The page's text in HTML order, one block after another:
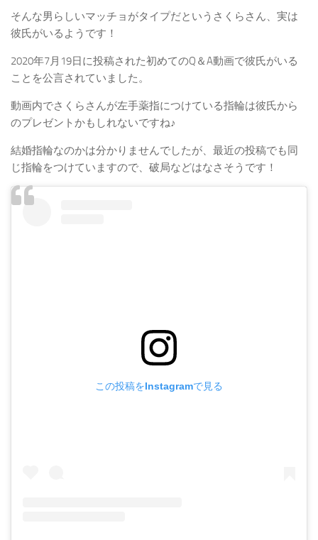
そんな男らしいマッチョがタイプだというさくらさん、実は
彼氏がいるようです！
2020年7月19日に投稿された初めてのQ＆A動画で彼氏がいる
ことを公言されていました。
動画内でさくらさんが左手薬指につけている指輪は彼氏から
のプレゼントかもしれないですね♪
結婚指輪なのかは分かりませんでしたが、最近の投稿でも同
じ指輪をつけていますので、破局などはなさそうです！
この投稿をInstagramで見る